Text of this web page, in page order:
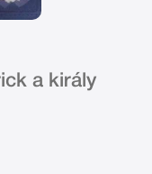
a király